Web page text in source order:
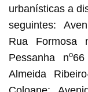
urbanísticas a
seguintes:
Rua Formosa
Pessanha no
Almeida